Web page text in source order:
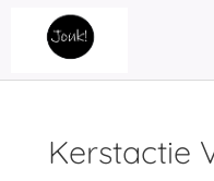
Kerstactie